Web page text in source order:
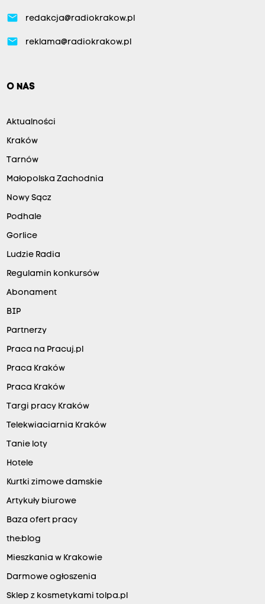
email redakcja@radiokrakow.pl
email reklama@radiokrakow.pl
O NAS
Aktualności
Kraków
Tarnów
Małopolska Zachodnia
Nowy Sącz
Podhale
Gorlice
Ludzie Radia
Regulamin konkursów
Abonament
BIP
Partnerzy
Praca na Pracuj.pl
Praca Kraków
Praca Kraków
Targi pracy Kraków
Telekwiaciarnia Kraków
Tanie loty
Hotele
Kurtki zimowe damskie
Artykuły biurowe
Baza ofert pracy
the:blog
Mieszkania w Krakowie
Darmowe ogłoszenia
Sklep z kosmetykami tolpa.pl